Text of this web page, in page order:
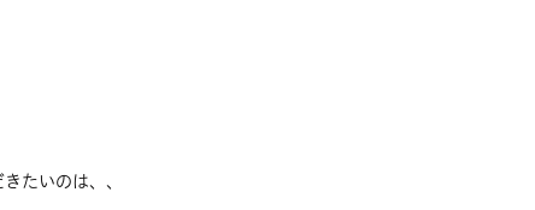
たいのは、、